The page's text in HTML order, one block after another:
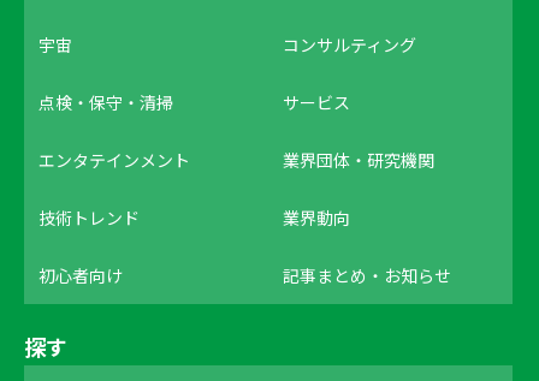
宇宙 コンサルティング
点検・保守・清掃 サービス
エンタテインメント 業界団体・研究機関
技術トレンド 業界動向
初心者向け 記事まとめ・お知らせ
探す